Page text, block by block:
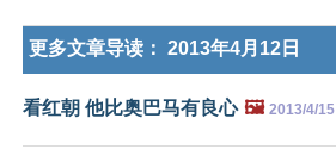
更多文章导读： 2013年4月12日
看红朝 他比奥巴马有良心 🖼️ 2013/4/15